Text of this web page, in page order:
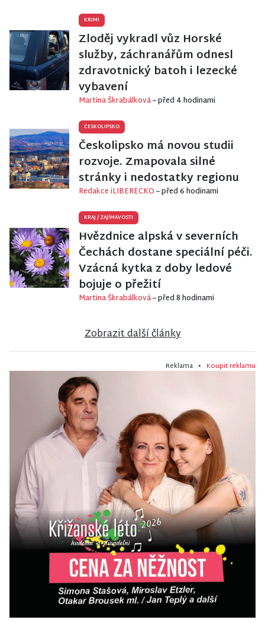
KRIMI
Zloděj vykradl vůz Horské
služby, záchranářům odnesl
zdravotnický batoh i lezecké
vybavení
Martina Škrabálková– před 4 hodinami
ČESKOLIPSKO
Českolipsko má novou studii
rozvoje. Zmapovala silné
stránky i nedostatky regionu
Redakce iLIBERECKO– před 6 hodinami
KRAJ /ZAJÍMAVOSTI
Hvězdnice alpská v severních
Čechách dostane speciální péči.
Vzácná kytka z doby ledové
bojuje o přežití
Martina Škrabálková– před 8 hodinami
Zobrazit další články
Reklama • Koupit reklamu